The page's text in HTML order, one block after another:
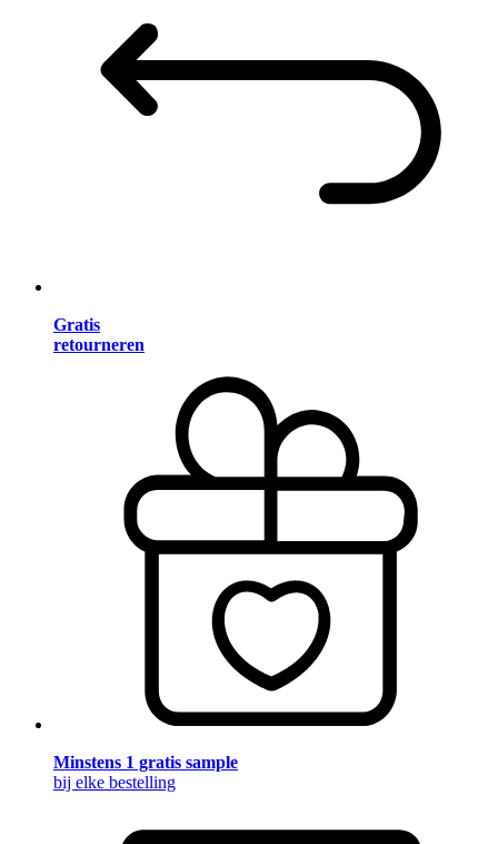
Gratis
retourneren
Minstens 1 gratis sample
bij elke bestelling